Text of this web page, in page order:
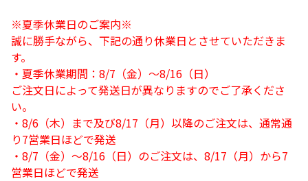
※夏季休業日のご案内※
誠に勝手ながら、下記の通り休業日とさせていただきま
す。
・夏季休業期間：8/7（金）～8/16（日）
ご注文日によって発送日が異なりますのでご了承くださ
い。
・8/6（木）まで及び8/17（月）以降のご注文は、通常通
り7営業日ほどで発送
・8/7（金）～8/16（日）のご注文は、8/17（月）から7
営業日ほどで発送